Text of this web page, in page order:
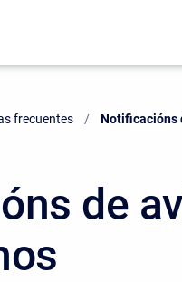
frecuentes Current:
Notificacións
de